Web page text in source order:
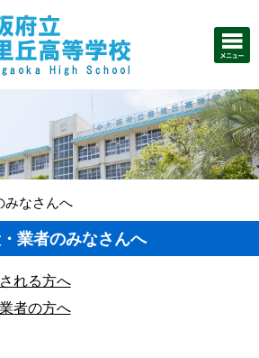
みなさんへ
業者のみなさんへ
れる方へ
者の方へ